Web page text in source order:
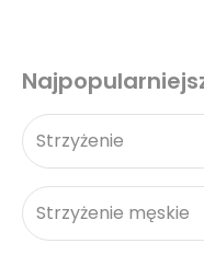
Strzyżenie
Strzyżenie męskie